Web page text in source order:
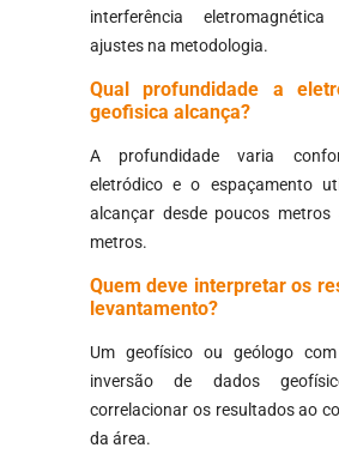
interferência
ajustes na metodologia.
Qual profundidade a
geofisica alcança?
A profundidade varia
eletródico e o espaçamento
alcançar desde poucos metros
metros.
Quem deve interpretar os
levantamento?
Um geofísico ou geólogo
inversão de dados
correlacionar os resultados ao
da área.